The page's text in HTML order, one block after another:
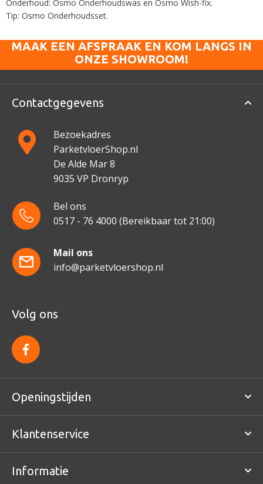
Onderhoud: Osmo Onderhoudswas en Osmo Wish-fix.
Tip: Osmo Onderhoudsset.
MAAK EEN AFSPRAAK EN KOM LANGS IN
ONZE SHOWROOM!
Contactgegevens
Bezoekadres
ParketvloerShop.nl
De Alde Mar 8
9035 VP Dronryp
Bel ons
0517 - 76 4000 (Bereikbaar tot 21:00)
Mail ons
info@parketvloershop.nl
Volg ons
f
a
c
e
o
o
Openingstijden
Klantenservice
Informatie